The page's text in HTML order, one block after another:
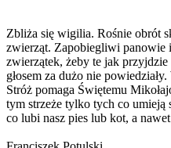
Zbliża się wigilia. Rośnie obrót
zwierząt. Zapobiegliwi panowie
zwierzątek, żeby te jak
głosem za dużo nie
Stróż pomaga Świętemu
tym strzeże tylko tych co umieją
co lubi nasz pies lub kot, a